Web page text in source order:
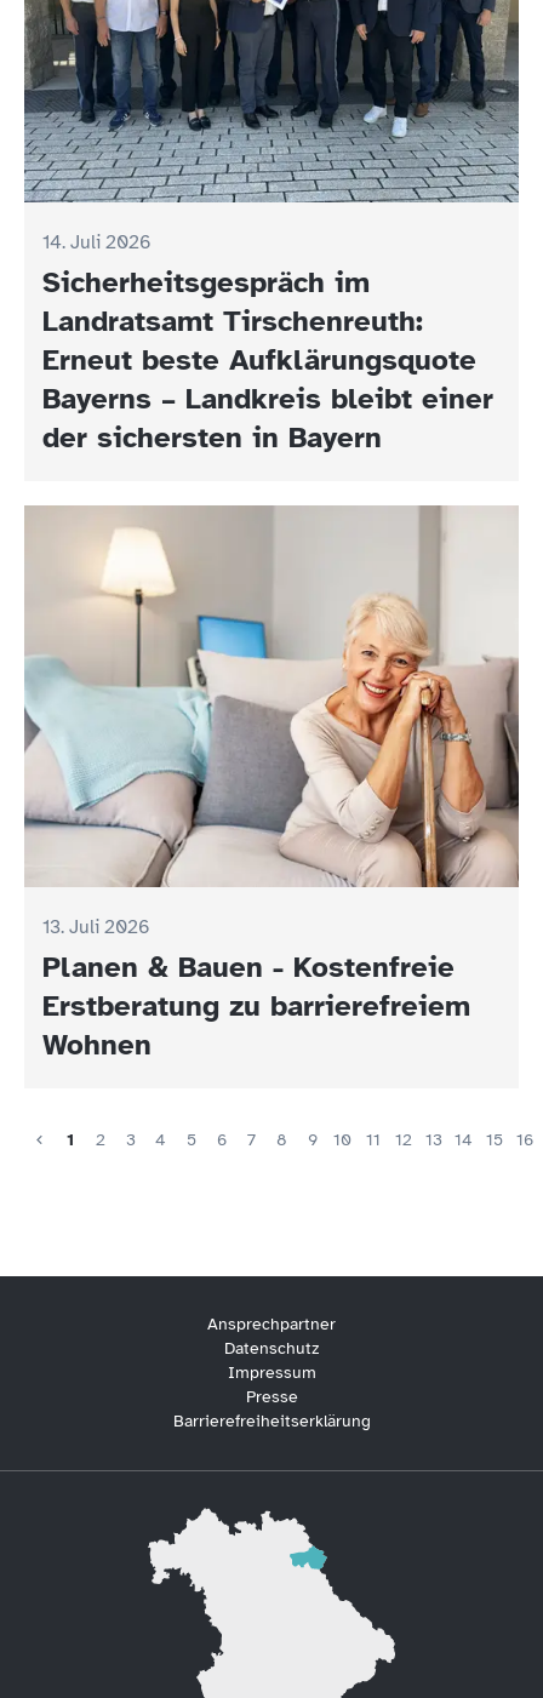
14. Juli 2026
Sicherheitsgespräch im
Landratsamt Tirschenreuth:
Erneut beste Aufklärungsquote
Bayerns – Landkreis bleibt einer
der sichersten in Bayern
13. Juli 2026
Planen & Bauen - Kostenfreie
Erstberatung zu barrierefreiem
Wohnen
1 2 3 4 5 6 7 8 9 10 11 12 13 14 15 16
Ansprechpartner
Datenschutz
Impressum
Presse
Barrierefreiheitserklärung